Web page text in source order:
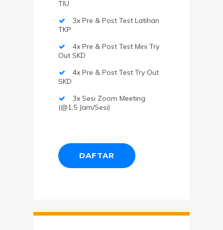
TIU
3x Pre & Post Test Latihan
TKP
4x Pre & Post Test Mini Try
Out SKD
4x Pre & Post Test Try Out
SKD
3x Sesi Zoom Meeting
(@1,5 Jam/sesi)
DAFTAR